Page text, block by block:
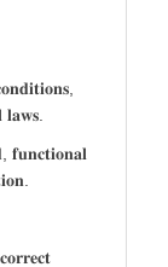
𝐟𝐮𝐧𝐜𝐭𝐢𝐨𝐧𝐚𝐥